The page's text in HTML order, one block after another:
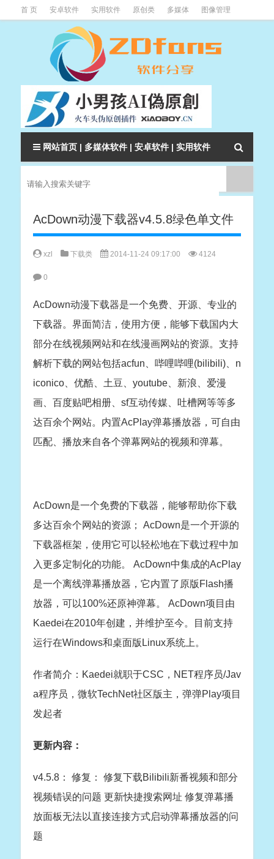
首 页 安卓软件 实用软件 原创类 多媒体 图像管理
下载类
网站首页 | 多媒体软件 | 安卓软件 | 实用软件
AcDown动漫下载器v4.5.8绿色单文件
xzl 下载类 2014-11-24 09:17:00 4124
0
AcDown动漫下载器是一个免费、开源、专业的
下载器。界面简洁，使用方便，能够下载国内大
部分在线视频网站和在线漫画网站的资源。支持
解析下载的网站包括acfun、哔哩哔哩(bilibili)、n
iconico、优酷、土豆、youtube、新浪、爱漫
画、百度贴吧相册、sf互动传媒、吐槽网等等多
达百余个网站。内置AcPlay弹幕播放器，可自由
匹配、播放来自各个弹幕网站的视频和弹幕。
AcDown是一个免费的下载器，能够帮助你下载
多达百余个网站的资源； AcDown是一个开源的
下载器框架，使用它可以轻松地在下载过程中加
入更多定制化的功能。 AcDown中集成的AcPlay
是一个离线弹幕播放器，它内置了原版Flash播
放器，可以100%还原神弹幕。 AcDown项目由
Kaedei在2010年创建，并维护至今。目前支持
运行在Windows和桌面版Linux系统上。
作者简介：Kaedei就职于CSC，NET程序员/Jav
a程序员，微软TechNet社区版主，弹弹Play项目
发起者
更新内容：
v4.5.8： 修复： 修复下载Bilibili新番视频和部分
视频错误的问题 更新快捷搜索网址 修复弹幕播
放面板无法以直接连接方式启动弹幕播放器的问
题